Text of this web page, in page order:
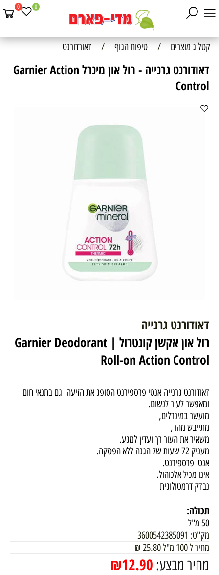
0 0
קטלוג מוצרים / טיפוח הגוף / דאורדורנט
דאודורנט גרנייה - רול און מינרל Garnier Action
Control
דאודורנט גרנייה
רול און אקשן קונטרול | Garnier Deodorant
Roll-on Action Control
דאודורנט גרנייה אנטי פרספירנט הסופג את הזיעה גם בתנאי חום
ומאפשר לעור לנשום.
מועשר במינרלים,
מתייבש מהר,
משאיר את העור רך ועדין למגע.
מעניק 72 שעות של הגנה ללא הפסקה.
אנטי פרספירנט.
אינו מכיל אלכוהול.
נבדק דרמטולוגית
תכולה:
50 מ"ל
מק"ט: 3600542385091
מחיר ל 100 מ"ל
25.80
₪
מחיר מבצע: ₪12.90